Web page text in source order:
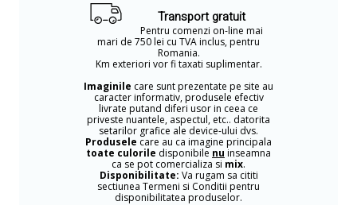
Transport gratuit
Pentru comenzi on-line mai
mari de 750 lei cu TVA inclus, pentru
Romania.
Km exteriori vor fi taxati suplimentar.
Imaginile care sunt prezentate pe site au
caracter informativ, produsele efectiv
livrate putand diferi usor in ceea ce
priveste nuantele, aspectul, etc.. datorita
setarilor grafice ale device-ului dvs.
Produsele care au ca imagine principala
toate culorile disponibile nu inseamna
ca se pot comercializa si mix.
Disponibilitate: Va rugam sa cititi
sectiunea Termeni si Conditii pentru
disponibilitatea produselor.